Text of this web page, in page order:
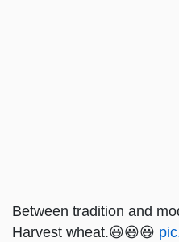
Between tradition and
Harvest wheat.😃😃😃